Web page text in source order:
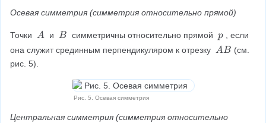
Осевая симметрия (симметрия относительно прямой)
Точки \
\
A
A и \
\
B
B симметричны относительно прямой \
\
p
, если
она служит срединным перпендикуляром к отрезку \
AB (см.
рис. 5).
Рис. 5. Осевая симметрия
Центральная симметрия (симметрия относительно